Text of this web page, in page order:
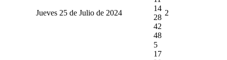
Jueves 25 de Julio de 2024
14
28
42
48
2
5
17